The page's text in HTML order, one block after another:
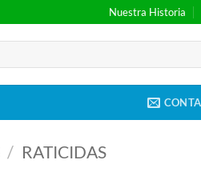
Nuestra Historia
/ RATICIDAS